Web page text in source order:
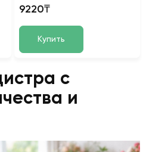
9220₸
Купить
с
и